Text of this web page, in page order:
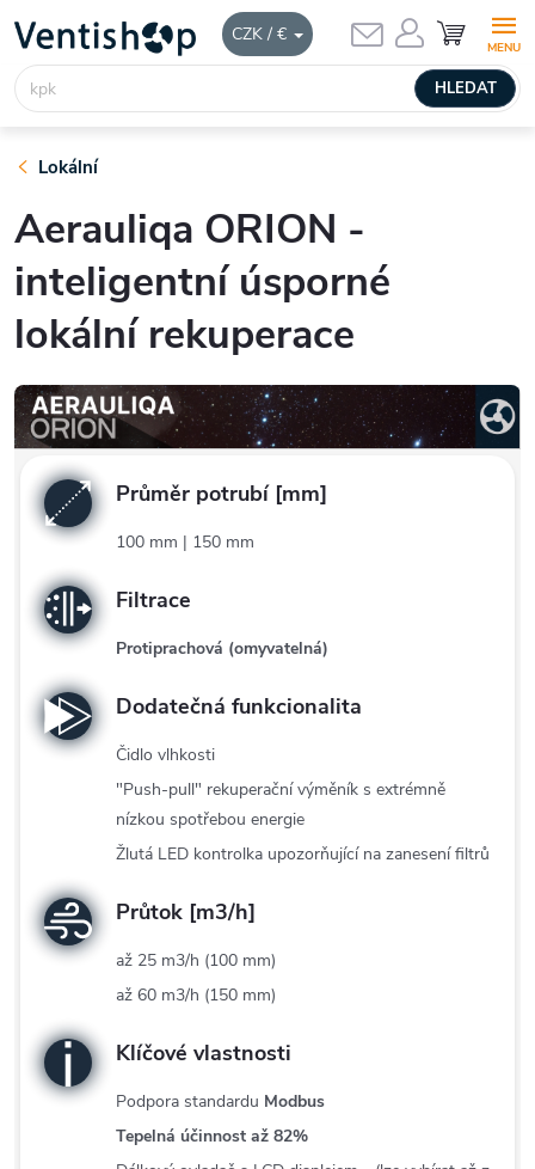
CZK / €
obsah
HLEDAT
NÁKUPNÍ
KOŠÍK
Lokální
Aerauliqa ORION -
inteligentní úsporné
lokální rekuperace
Průměr potrubí [mm]
100 mm | 150 mm
Filtrace
Protiprachová (omyvatelná)
Dodatečná funkcionalita
Čidlo vlhkosti
"Push-pull" rekuperační výměník s extrémně
nízkou spotřebou energie
Žlutá LED kontrolka upozorňující na zanesení filtrů
Průtok [m3/h]
až 25 m3/h (100 mm)
až 60 m3/h (150 mm)
Klíčové vlastnosti
Podpora standardu Modbus
Tepelná účinnost až 82%